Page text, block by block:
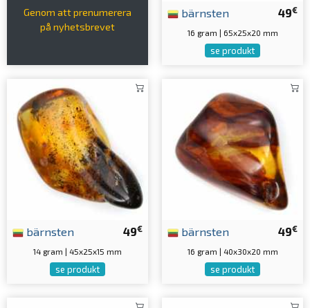
Genom att prenumerera
på nyhetsbrevet
49€
bärnsten
16 gram | 65x25x20 mm
se produkt
49€
bärnsten
14 gram | 45x25x15 mm
se produkt
49€
bärnsten
16 gram | 40x30x20 mm
se produkt